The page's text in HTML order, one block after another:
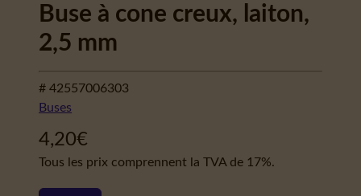
Buse à cone creux, laiton,
2,5 mm
# 42557006303
Buses
4,20€
Tous les prix comprennent la TVA de 17%.